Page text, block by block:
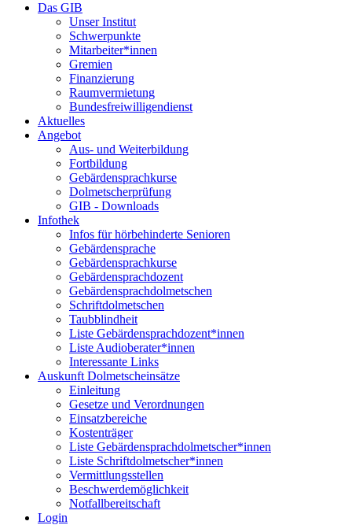
Das GIB
Unser Institut
Schwerpunkte
Mitarbeiter*innen
Gremien
Finanzierung
Raumvermietung
Bundesfreiwilligendienst
Aktuelles
Angebot
Aus- und Weiterbildung
Fortbildung
Gebärdensprachkurse
Dolmetscherprüfung
GIB - Downloads
Infothek
Infos für hörbehinderte Senioren
Gebärdensprache
Gebärdensprachkurse
Gebärdensprachdozent
Gebärdensprachdolmetschen
Schriftdolmetschen
Taubblindheit
Liste Gebärdensprachdozent*innen
Liste Audioberater*innen
Interessante Links
Auskunft Dolmetscheinsätze
Einleitung
Gesetze und Verordnungen
Einsatzbereiche
Kostenträger
Liste Gebärdensprachdolmetscher*innen
Liste Schriftdolmetscher*innen
Vermittlungsstellen
Beschwerdemöglichkeit
Notfallbereitschaft
Login